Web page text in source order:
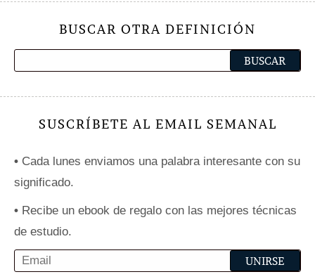
BUSCAR OTRA DEFINICIÓN
SUSCRÍBETE AL EMAIL SEMANAL
• Cada lunes enviamos una palabra interesante con su
significado.
• Recibe un ebook de regalo con las mejores técnicas
de estudio.